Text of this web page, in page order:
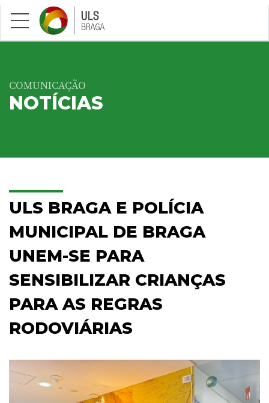
Saltar para conteúdo principal
COMUNICAÇÃO
NOTÍCIAS
ULS BRAGA E POLÍCIA
MUNICIPAL DE BRAGA
UNEM-SE PARA
SENSIBILIZAR CRIANÇAS
PARA AS REGRAS
RODOVIÁRIAS